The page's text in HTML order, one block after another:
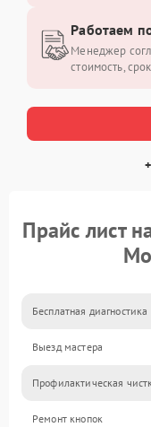
Работаем
Менеджер
стоимость,
Прайс лист
Бесплатная диагностика
Выезд мастера
Профилактическая
Ремонт кнопок